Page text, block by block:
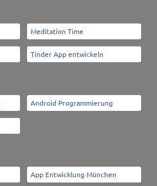
Meditation Time
Tinder App entwickeln
Android Programmierung
App Entwicklung München